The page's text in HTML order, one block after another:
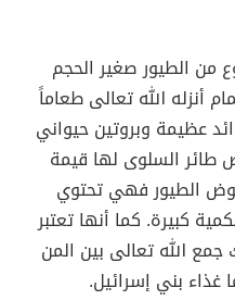
من الطيور صغير الحجم
أنزله الله تعالى طعاماً
عظيمة وبروتين حيواني
طائر السلوى لها قيمة
الطيور فهي تحتوي
كبيرة. كما أنها تعتبر
الله تعالى بين المن
بني إسرائيل.